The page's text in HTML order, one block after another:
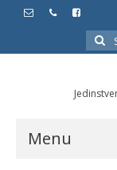
for:
Menu